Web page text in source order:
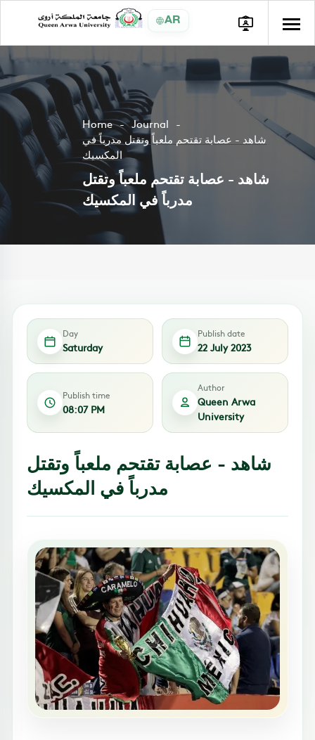
AR
Home
Journal
شاهد - عصابة تقتحم ملعباً وتقتل مدرباً في
المكسيك
شاهد - عصابة تقتحم ملعباً وتقتل
مدرباً في المكسيك
Day
Saturday
Publish date
22 July 2023
Publish time
08:07 PM
Author
Queen Arwa
University
شاهد - عصابة تقتحم ملعباً وتقتل
مدرباً في المكسيك